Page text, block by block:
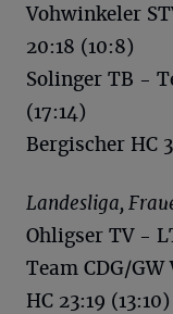
Vohwinkeler
20:18 (10:8)
Solinger TB -
(17:14)
Bergischer HC
Landesliga,
Ohligser TV -
Team CDG/
HC 23:19 (13:10)